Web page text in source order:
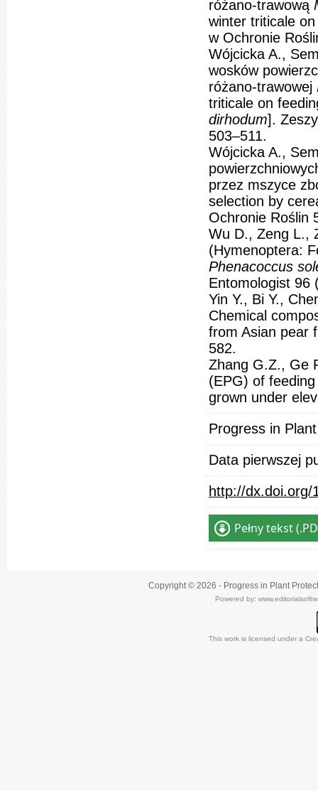
różano-trawową
winter triticale
w Ochronie
Wójcicka A.,
wosków
różano-trawowej
triticale on
dirhodum].
503–511.
Wójcicka A.,
przez mszyce
selection by
Ochronie Roślin
Wu D., Zeng L.,
(Hymenoptera:
Phenacoccus
Entomologist 96
Yin Y., Bi Y.,
Chemical
from Asian pear
582.
Zhang G.Z., Ge
(EPG) of
grown under
Progress in
Data pierwszej
http://dx.doi.org/
Pełny tekst
Copyright © 2026 - Progress in Plant
Powered by:
This work is licensed under a